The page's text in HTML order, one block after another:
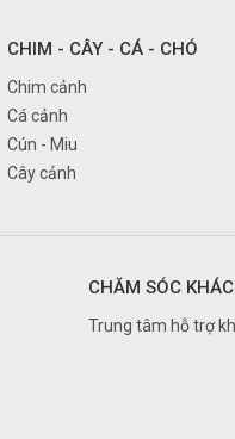
CHIM - CÂY - CÁ - CHÓ
Chim cảnh
Cá cảnh
Cún - Miu
Cây cảnh
CHĂM SÓC
Trung tâm hỗ trợ